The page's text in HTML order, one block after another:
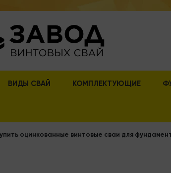
ВИДЫ СВАЙ КОМПЛЕКТУЮЩИЕ
оцинкованные винтовые сваи для